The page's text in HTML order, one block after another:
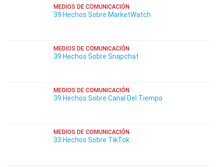
MEDIOS DE COMUNICACIÓN
39 Hechos Sobre MarketWatch
MEDIOS DE COMUNICACIÓN
39 Hechos Sobre Snapchat
MEDIOS DE COMUNICACIÓN
39 Hechos Sobre Canal Del Tiempo
MEDIOS DE COMUNICACIÓN
33 Hechos Sobre TikTok